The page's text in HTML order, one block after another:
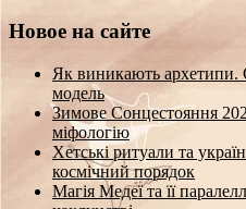
Новое на сайте
Як виникають архетипи.
модель
Зимове Сонцестояння
міфологію
Хетські ритуали та
космічний порядок
Магія Медеї та її